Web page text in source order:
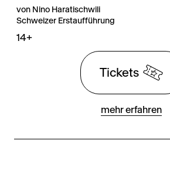
von Nino Haratischwili
Schweizer Erstaufführung
14+
Tickets
mehr erfahren